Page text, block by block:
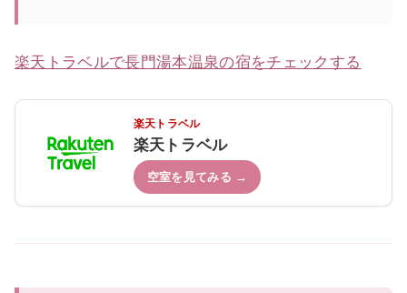
楽天トラベルで長門湯本温泉の宿をチェックする
楽天トラベル
楽天トラベル
空室を見てみる →